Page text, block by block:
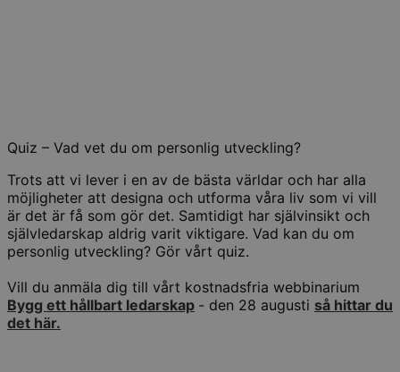
Quiz – Vad vet du om personlig utveckling?
Trots att vi lever i en av de bästa världar och har alla
möjligheter att designa och utforma våra liv som vi vill
är det är få som gör det. Samtidigt har självinsikt och
självledarskap aldrig varit viktigare. Vad kan du om
personlig utveckling? Gör vårt quiz.
Vill du anmäla dig till vårt kostnadsfria webbinarium
Bygg ett hållbart ledarskap - den 28 augusti så hittar du
det här.